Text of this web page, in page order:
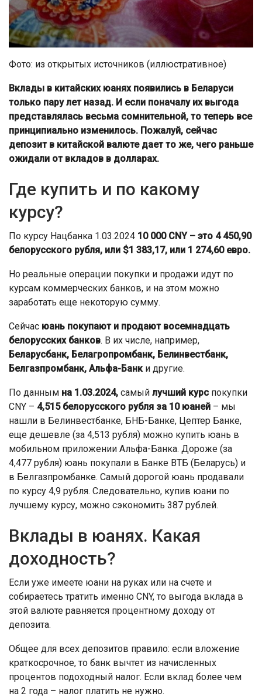
Фото: из открытых источников (иллюстративное)
Вклады в китайских юанях появились в Беларуси
только пару лет назад. И если поначалу их выгода
представлялась весьма сомнительной, то теперь все
принципиально изменилось. Пожалуй, сейчас
депозит в китайской валюте дает то же, чего раньше
ожидали от вкладов в долларах.
Где купить и по какому
курсу?
По курсу Нацбанка 1.03.2024 10 000 CNY – это 4 450,90
белорусского рубля, или $1 383,17, или 1 274,60 евро.
Но реальные операции покупки и продажи идут по
курсам коммерческих банков, и на этом можно
заработать еще некоторую сумму.
Сейчас юань покупают и продают восемнадцать
белорусских банков. В их числе, например,
Беларусбанк, Белагропромбанк, Белинвестбанк,
Белгазпромбанк, Альфа-Банк и другие.
По данным на 1.03.2024, самый лучший курс покупки
CNY – 4,515 белорусского рубля за 10 юаней – мы
нашли в Белинвестбанке, БНБ-Банке, Цептер Банке,
еще дешевле (за 4,513 рубля) можно купить юань в
мобильном приложении Альфа-Банка. Дороже (за
4,477 рубля) юань покупали в Банке ВТБ (Беларусь) и
в Белгазпромбанке. Самый дорогой юань продавали
по курсу 4,9 рубля. Следовательно, купив юани по
лучшему курсу, можно сэкономить 387 рублей.
Вклады в юанях. Какая
доходность?
Если уже имеете юани на руках или на счете и
собираетесь тратить именно CNY, то выгода вклада в
этой валюте равняется процентному доходу от
депозита.
Общее для всех депозитов правило: если вложение
краткосрочное, то банк вычтет из начисленных
процентов подоходный налог. Если вклад более чем
на 2 года – налог платить не нужно.